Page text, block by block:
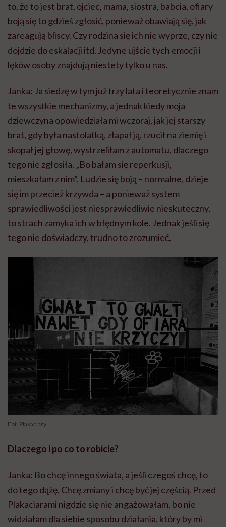
to, że to jest brat, ojciec, mama, siostra, babcia, ofiary
boją się to gdzieś zgłosić, ponieważ obawiają się, jak
zareagują bliscy. Czy rodzina się ich nie wyprze, czy nie
dojdzie do eskalacji itd. Jedyne ujście tych emocji i
lęków osoby znajdują niestety tylko u nas.
Janka: Ja siedzę w tym już trzy lata i teoretycznie znam
te wszystkie mechanizmy, a jednak kiedy moja
dziewczyna opowiedziała mi wczoraj, jak jej starszy
brat, gdy była nastolatką, złapał ją, rzucił na ziemię i
skopał jej głowę, wystrzeliłam z automatu, dlaczego
tego nie zgłosiła. „Bo bałam się reperkusji,
mieszkałam z nim”. Ludzie się boją – normalne, dzieje
się im przecież krzywda – a ponieważ system
sprawiedliwości jest niesprawiedliwie nieskuteczny,
to strach zamyka ich w błędnym kole. Jednak jeśli się
tego nie doświadczy, trudno to zrozumieć.
Fot. Plakaciary
Dlaczego i po co to robicie?
Janka: Bo chcę innego świata, a jeśli czegoś chcę, to
do tego dążę. Chcę zmiany i chcę być jej częścią. Przed
Plakaciarami nigdzie się nie angażowałam, bo nie
widziałam dla siebie sposobu działania, który by mi